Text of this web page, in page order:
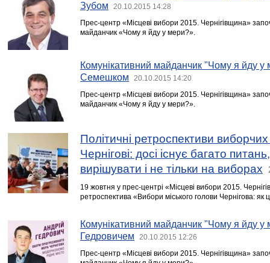
Зубом
20.10.2015 14:28
Прес-центр «Місцеві вибори 2015. Чернігівщина»
майданчик «Чому я йду у мери?».
Комунікативний майданчик "Чому я йду
Семешком
20.10.2015 14:20
Прес-центр «Місцеві вибори 2015. Чернігівщина»
майданчик «Чому я йду у мери?».
Політичні ретроспективи
Чернігові: досі існує багато
вирішувати і не тільки на виборах
19 жовтня у прес-центрі «Місцеві вибори 2015.
ретроспектива «Вибори міського голови Чернігова: як
Комунікативний майданчик "Чому я йду у
Гедровичем
20.10.2015 12:26
Прес-центр «Місцеві вибори 2015. Чернігівщина»